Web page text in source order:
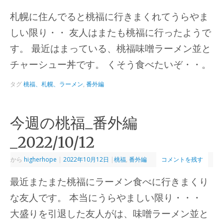
札幌に住んでると桃福に行きまくれてうらやま
しい限り・・ 友人はまたも桃福に行ったようで
す。 最近はまっている、桃福味噌ラーメン並と
チャーシュー丼です。 くそう食べたいぞ・・。
タグ桃福、札幌、ラーメン,番外編
今週の桃福_番外編
_2022/10/12
から higherhope | 2022年10月12日 |桃福,番外編 コメントを残す
最近またまた桃福にラーメン食べに行きまくり
な友人です。 本当にうらやましい限り・・・
大盛りを引退した友人がは、味噌ラーメン並と